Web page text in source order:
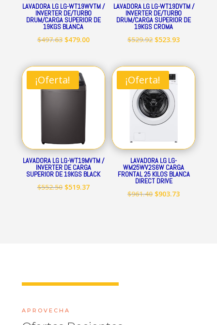
LAVADORA LG LG-WT19WVTM /
INVERTER DE/TURBO
DRUM/CARGA SUPERIOR DE
19KGS BLANCA
$497.63 El
original
era:
$497.63.
$479.00El
actual
LAVADORA LG LG-WT19DVTM /
INVERTER DE/TURBO
DRUM/CARGA SUPERIOR DE
19KGS CROMA
$529.92 El
original
era:
$529.92.
$523.93El
actual
¡Oferta!
LAVADORA LG LG-WT19MVTM /
INVERTER DE CARGA
SUPERIOR DE 19KGS BLACK
$552.50 El
$519.37El
¡Oferta!
LAVADORA LG LG-
WM25WV2S6W CARGA
FRONTAL 25 KILOS BLANCA
DIRECT DRIVE
$961.40 El
$903.73El
APROVECHA